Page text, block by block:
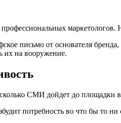
письмо от основателя
их на вооружение.
СМИ дойдет до площадки
потребность во что бы то ни